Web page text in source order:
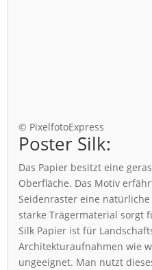
© PixelfotoExpress
Poster Silk:
Das Papier besitzt eine
Oberfläche. Das Motiv
Seidenraster eine
starke Trägermaterial sorgt
Silk Papier ist für
Architekturaufnahmen wie
ungeeignet. Man nutzt